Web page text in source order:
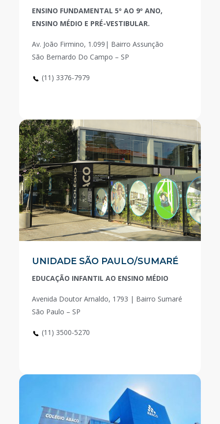
ENSINO FUNDAMENTAL 5º AO 9º ANO,
ENSINO MÉDIO E PRÉ-VESTIBULAR.
Av. João Firmino, 1.099| Bairro Assunção
São Bernardo Do Campo – SP
(11) 3376-7979
UNIDADE SÃO PAULO/SUMARÉ
EDUCAÇÃO INFANTIL AO ENSINO MÉDIO
Avenida Doutor Arnaldo, 1793 | Bairro Sumaré
São Paulo – SP
(11) 3500-5270